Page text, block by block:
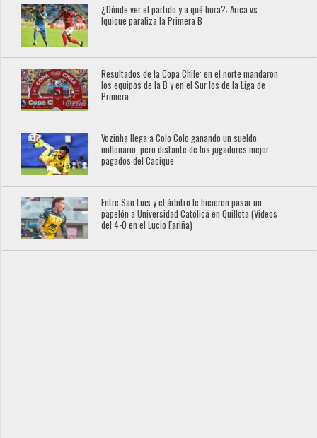
¿Dónde ver el partido y a qué hora?: Arica vs
Iquique paraliza la Primera B
Resultados de la Copa Chile: en el norte mandaron
los equipos de la B y en el Sur los de la Liga de
Primera
Vozinha llega a Colo Colo ganando un sueldo
millonario, pero distante de los jugadores mejor
pagados del Cacique
Entre San Luis y el árbitro le hicieron pasar un
papelón a Universidad Católica en Quillota (Videos
del 4-0 en el Lucio Fariña)